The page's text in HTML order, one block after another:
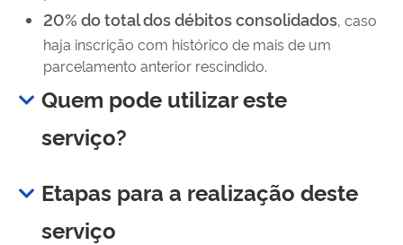
20% do total dos débitos consolidados, caso
haja inscrição com histórico de mais de um
parcelamento anterior rescindido.
Quem pode utilizar este
serviço?
Etapas para a realização deste
serviço